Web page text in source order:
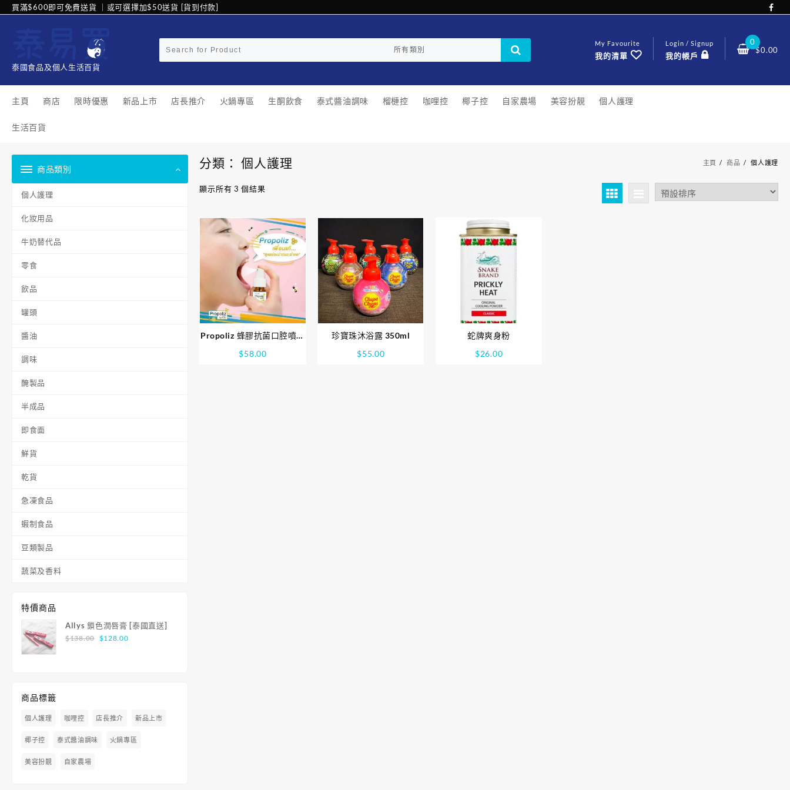
Skip
to
買滿$600即可免費送貨 ｜或可選擇加$50送貨 [貨到付款]
泰國食品及個人生活百貨
My Favourite
我的清單
Login / Signup
我的帳戶
0
$0.00
主頁 商店 限時優惠 新品上市 店長推介 火鍋專區 生酮飲食 泰式醬油調味 榴槤控 咖哩控 椰子控 自家農場 美容扮靚 個人護理
生活百貨
商品類別
個人護理
化妝用品
牛奶替代品
零食
飲品
罐頭
醬油
調味
醃製品
半成品
即食面
鮮貨
乾貨
急凍食品
蝦制食品
豆類製品
蔬菜及香料
特價商品
Allys 鎖色潤唇膏 [泰國直送]
$138.00 $128.00
商品標籤
個人護理 咖哩控 店長推介 新品上市
椰子控 泰式醬油調味 火鍋專區
美容扮靚 自家農場
分類：個人護理 主頁 商品 個人護理
顯示所有 3 個結果
Propoliz 蜂膠抗菌口腔噴霧
$58.00
珍寶珠沐浴露 350ml
$55.00
蛇牌爽身粉
$26.00